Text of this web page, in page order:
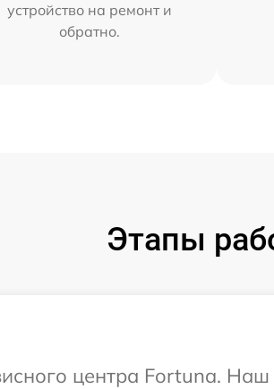
устройство на ремонт и
обратно.
Этапы
центра Fortuna.